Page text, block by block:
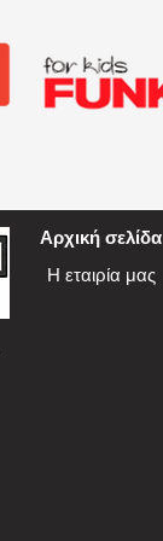
Αρχική σελίδα
Η εταιρία μας